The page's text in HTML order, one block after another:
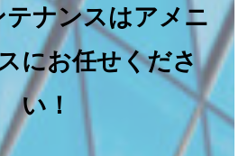
ナンスはアメニ
にお任せくださ
い！